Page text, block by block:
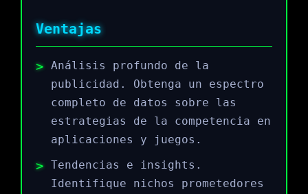
Ventajas
Análisis profundo de la
publicidad. Obtenga un espectro
completo de datos sobre las
estrategias de la competencia en
aplicaciones y juegos.
Tendencias e insights.
Identifique nichos prometedores